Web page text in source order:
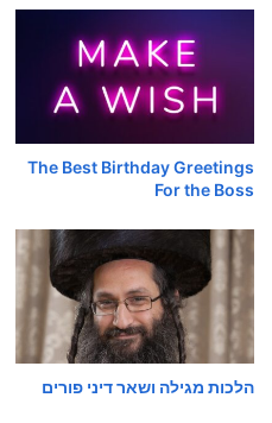
The Best Birthday Greetings
For the Boss
הלכות מגילה ושאר דיני פורים